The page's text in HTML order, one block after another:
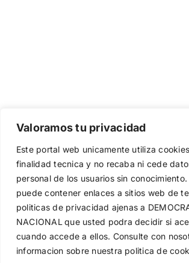
Valoramos tu privacidad
Este portal web unicamente utiliza
finalidad tecnica y no recaba ni cede
personal de los usuarios sin
puede contener enlaces a sitios web de
politicas de privacidad ajenas a
NACIONAL que usted podra decidir si
cuando accede a ellos. Consulte con
informacion sobre nuestra politica de
Copyright 2023 | Democracia Nacional | All
Facebook
Twitter
Warning: Undefined variable
/home/demopwcr/public_html/wp-
el funcionamiento de la web, medir su uso
nuestros servicios. Puede aceptar todas
rechazar las no necesarias o configurar
Política de cookies
Aceptar todo
Rechazar